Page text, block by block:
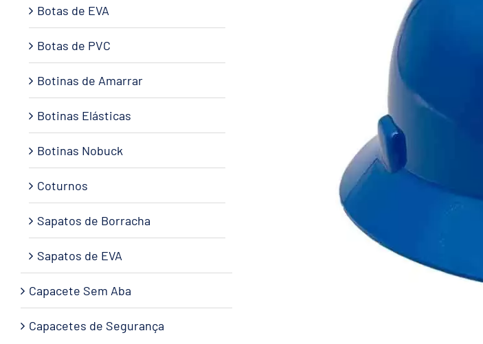
Botas de EVA
Botas de PVC
Botinas de Amarrar
Botinas Elásticas
Botinas Nobuck
Coturnos
Sapatos de Borracha
Sapatos de EVA
Capacete Sem Aba
Capacetes de Segurança